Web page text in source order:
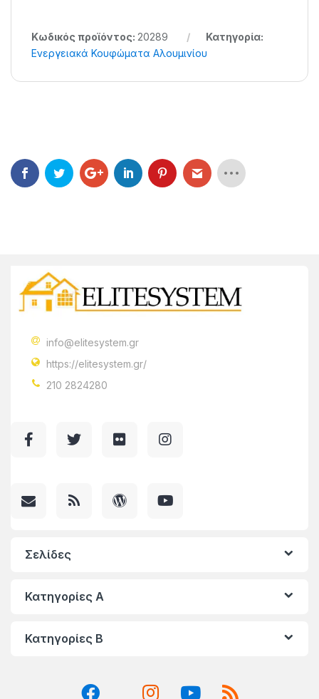
Κωδικός προϊόντος: 20289
Κατηγορία:
Ενεργειακά Κουφώματα Αλουμινίου
info@elitesystem.gr
https://elitesystem.gr/
210 2824280
Σελίδες
Κατηγορίες A
Κατηγορίες Β